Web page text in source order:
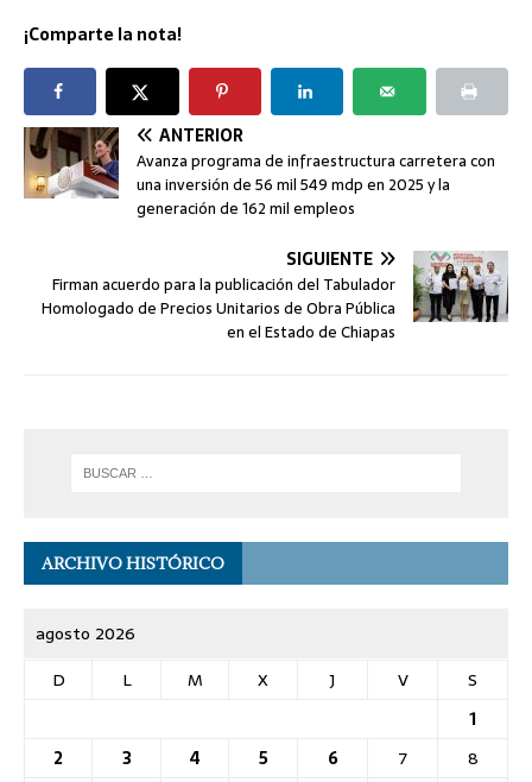
¡Comparte la nota!
ANTERIOR
Avanza programa de infraestructura carretera con
una inversión de 56 mil 549 mdp en 2025 y la
generación de 162 mil empleos
SIGUIENTE
Firman acuerdo para la publicación del Tabulador
Homologado de Precios Unitarios de Obra Pública
en el Estado de Chiapas
ARCHIVO HISTÓRICO
agosto 2026
D
L M X J V
S
1
2
3 4 5 6 7
8